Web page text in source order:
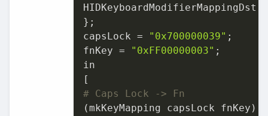
};
capsLock =
"0x700000039" ;
fnKey =
"0xFF00000003" ;
in
# Caps Lock -> Fn
(mkKeyMapping capsLock fnKey)